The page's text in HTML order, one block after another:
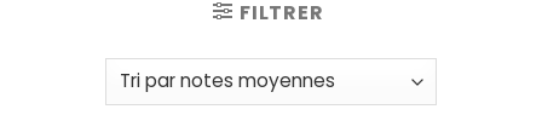
FILTRER